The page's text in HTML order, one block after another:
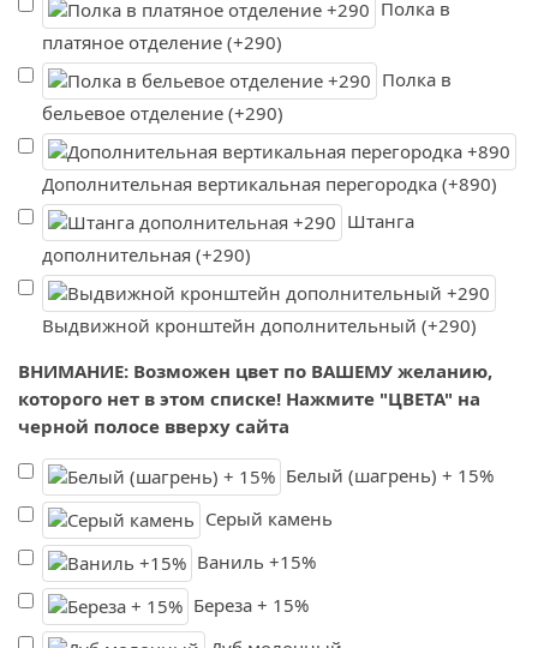
Полка в
платяное отделение (+290)
Полка в
бельевое отделение (+290)
Дополнительная вертикальная перегородка (+890)
Штанга
дополнительная (+290)
Выдвижной кронштейн дополнительный (+290)
ВНИМАНИЕ: Возможен цвет по ВАШЕМУ желанию,
которого нет в этом списке! Нажмите "ЦВЕТА" на
черной полосе вверху сайта
Белый (шагрень) + 15%
Серый камень
Ваниль +15%
Береза + 15%